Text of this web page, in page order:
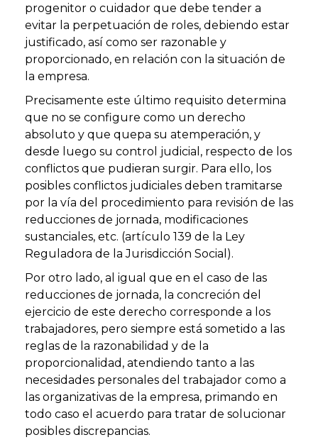
progenitor o cuidador que debe tender a
evitar la perpetuación de roles, debiendo estar
justificado, así como ser razonable y
proporcionado, en relación con la situación de
la empresa.
Precisamente este último requisito determina
que no se configure como un derecho
absoluto y que quepa su atemperación, y
desde luego su control judicial, respecto de los
conflictos que pudieran surgir. Para ello, los
posibles conflictos judiciales deben tramitarse
por la vía del procedimiento para revisión de las
reducciones de jornada, modificaciones
sustanciales, etc. (artículo 139 de la Ley
Reguladora de la Jurisdicción Social).
Por otro lado, al igual que en el caso de las
reducciones de jornada, la concreción del
ejercicio de este derecho corresponde a los
trabajadores, pero siempre está sometido a las
reglas de la razonabilidad y de la
proporcionalidad, atendiendo tanto a las
necesidades personales del trabajador como a
las organizativas de la empresa, primando en
todo caso el acuerdo para tratar de solucionar
posibles discrepancias.